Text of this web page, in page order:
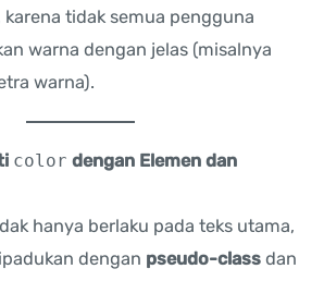
tidak semua pengguna
warna dengan jelas (misalnya
warna).
color dengan Elemen dan
hanya berlaku pada teks utama,
dengan pseudo-class dan